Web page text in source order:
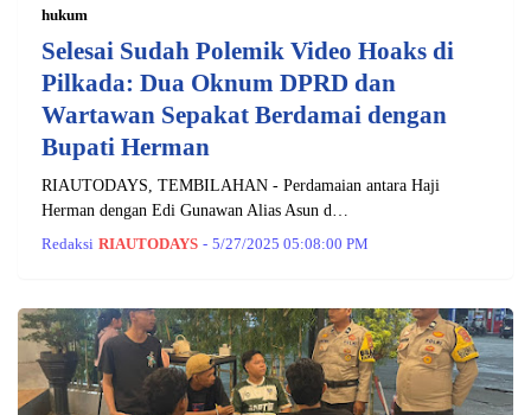
hukum
Selesai Sudah Polemik Video Hoaks di
Pilkada: Dua Oknum DPRD dan
Wartawan Sepakat Berdamai dengan
Bupati Herman
RIAUTODAYS, TEMBILAHAN - Perdamaian antara Haji
Herman dengan Edi Gunawan Alias Asun d…
Redaksi RIAUTODAYS - 5/27/2025 05:08:00 PM